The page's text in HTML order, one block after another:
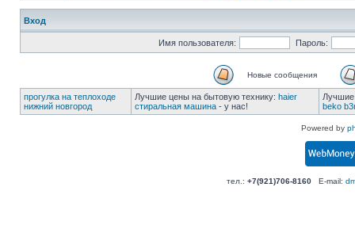
Вход
Имя пользователя: Пароль:
Новые сообщения
прогулка на теплоходе
нижний новгород
Лучшие цены на бытовую технику: haier
стиральная машина - у нас!
beko
Powered by
тел.: +7(921)706-8160E-mail: